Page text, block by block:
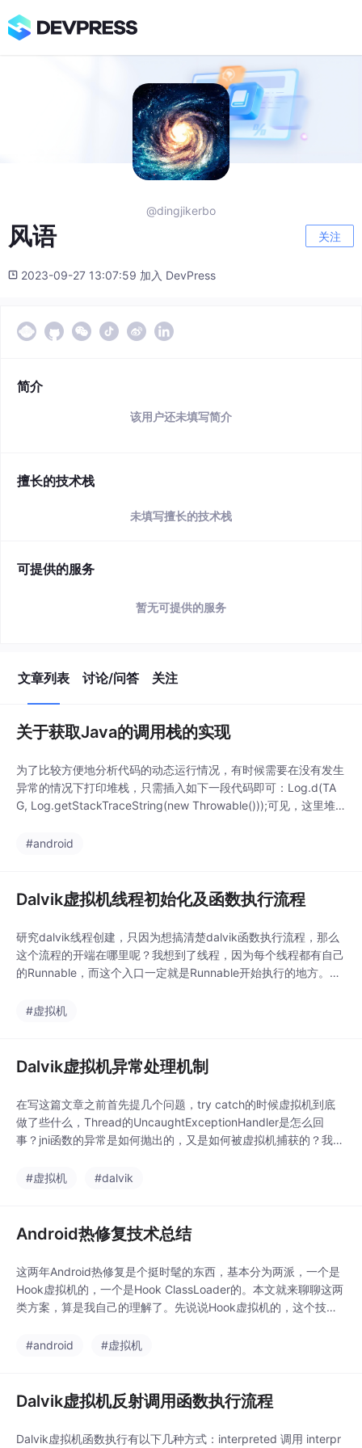
@dingjikerbo
风语 关注
2023-09-27 13:07:59 加入 DevPress
简介
该用户还未填写简介
擅长的技术栈
未填写擅长的技术栈
可提供的服务
暂无可提供的服务
文章列表 讨论/问答 关注
关于获取Java的调用栈的实现
为了比较方便地分析代码的动态运行情况，有时候需要在没有发生
异常的情况下打印堆栈，只需插入如下一段代码即可：Log.d(TA
G, Log.getStackTraceString(new Throwable()));可见，这里堆
我们看看里面是如何实现的。public static String getSta
#android
Dalvik虚拟机线程初始化及函数执行流程
研究dalvik线程创建，只因为想搞清楚dalvik函数执行流程，那么
这个流程的开端在哪里呢？我想到了线程，因为每个线程都有自己
的Runnable，而这个入口一定就是Runnable开始执行的地方。带
要调用Thread.start()，如下public synchronized void start() {V
#虚拟机
Dalvik虚拟机异常处理机制
在写这篇文章之前首先提几个问题，try catch的时候虚拟机到底
做了些什么，Thread的UncaughtExceptionHandler是怎么回
事？jni函数的异常是如何抛出的，又是如何被虚拟机捕获的？我们
于throw是关键字，执行时肯定为字节码，所以我们需要到虚拟机
#虚拟机 #dalvik
Android热修复技术总结
这两年Android热修复是个挺时髦的东西，基本分为两派，一个是
Hook虚拟机的，一个是Hook ClassLoader的。本文就来聊聊这两
类方案，算是我自己的理解了。先说说Hook虚拟机的，这个技术
的技术。将Java的函数在虚拟机层面改成一个Native函数，之后
#android #虚拟机
Dalvik虚拟机反射调用函数执行流程
Dalvik虚拟机函数执行有以下几种方式：interpreted 调用 interpr